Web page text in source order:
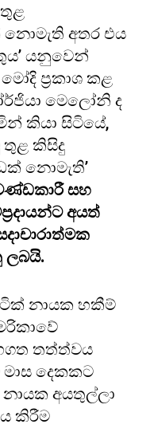
තුළ
අතර එය
යනුවෙන්
මෝදි ප්‍රකාශ කළ
මෙලෝනි ද
කියා සිටියේ,
තුළ කිසිදු
නොමැති’
සහ
අයත්
ලබයි.
නායක හකීම්
තත්ත්වය
දෙකකට
අයතුල්ලා
කිරීම